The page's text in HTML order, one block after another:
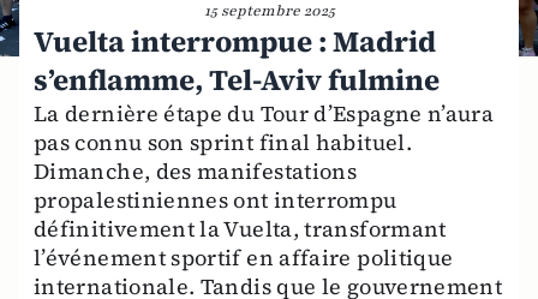
15 septembre 2025
Vuelta interrompue : Madrid
s’enflamme, Tel-Aviv fulmine
La dernière étape du Tour d’Espagne n’aura
pas connu son sprint final habituel.
Dimanche, des manifestations
propalestiniennes ont interrompu
définitivement la Vuelta, transformant
l’événement sportif en affaire politique
internationale. Tandis que le gouvernement